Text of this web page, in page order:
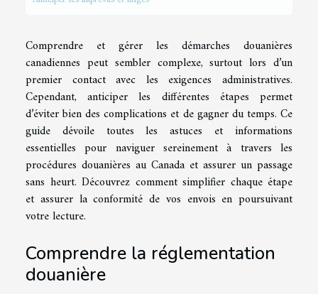
Comprendre et gérer les démarches douanières
canadiennes peut sembler complexe, surtout lors d’un
premier contact avec les exigences administratives.
Cependant, anticiper les différentes étapes permet
d’éviter bien des complications et de gagner du temps. Ce
guide dévoile toutes les astuces et informations
essentielles pour naviguer sereinement à travers les
procédures douanières au Canada et assurer un passage
sans heurt. Découvrez comment simplifier chaque étape
et assurer la conformité de vos envois en poursuivant
votre lecture.
Comprendre la réglementation
douanière